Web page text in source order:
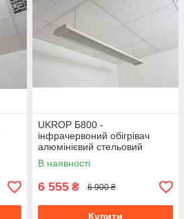
UKROP Б800 -
інфрачервоний обігрівач
алюмінієвий стельовий
довгохвильовий
энергоэфективный
В наявності
6 555 ₴ 6 900 ₴
Купити